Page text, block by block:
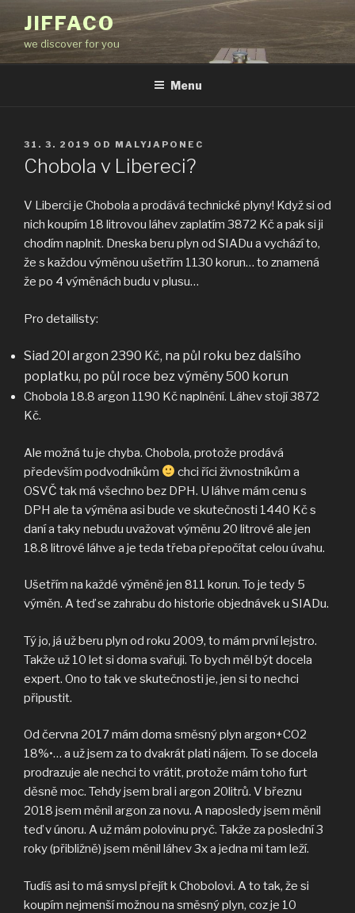
obsahu
webu
JIFFACO
we discover for you
Menu
PUBLIKOVÁNO
31. 3. 2019 OD MALYJAPONEC
Chobola v Libereci?
V Liberci je Chobola a prodává technické plyny! Když si od
nich koupím 18 litrovou láhev zaplatím 3872 Kč a pak si ji
chodím naplnit. Dneska beru plyn od SIADu a vychází to,
že s každou výměnou ušetřím 1130 korun… to znamená
že po 4 výměnách budu v plusu…
Pro detailisty:
Siad 20l argon 2390 Kč, na půl roku bez dalšího
poplatku, po půl roce bez výměny 500 korun
Chobola 18.8 argon 1190 Kč naplnění. Láhev stojí 3872
Kč.
Ale možná tu je chyba. Chobola, protože prodává
především podvodníkům
chci říci živnostníkům a
OSVČ tak má všechno bez DPH. U láhve mám cenu s
DPH ale ta výměna asi bude ve skutečnosti 1440 Kč s
daní a taky nebudu uvažovat výměnu 20 litrové ale jen
18.8 litrové láhve a je teda třeba přepočítat celou úvahu.
Ušetřím na každé výměně jen 811 korun. To je tedy 5
výměn. A teď se zahrabu do historie objednávek u SIADu.
Tý jo, já už beru plyn od roku 2009, to mám první lejstro.
Takže už 10 let si doma svařuji. To bych měl být docela
expert. Ono to tak ve skutečnosti je, jen si to nechci
připustit.
Od června 2017 mám doma směsný plyn argon+CO2
18%•… a už jsem za to dvakrát plati nájem. To se docela
prodrazuje ale nechci to vrátit, protože mám toho furt
děsně moc. Tehdy jsem bral i argon 20litrů. V březnu
2018 jsem měnil argon za novu. A naposledy jsem měnil
teď v únoru. A už mám polovinu pryč. Takže za poslední 3
roky (přibližně) jsem měnil láhev 3x a jedna mi tam leží.
Tudíš asi to má smysl přejít k Chobolovi. A to tak, že si
koupím nejmenší možnou na směsný plyn, coz je 10